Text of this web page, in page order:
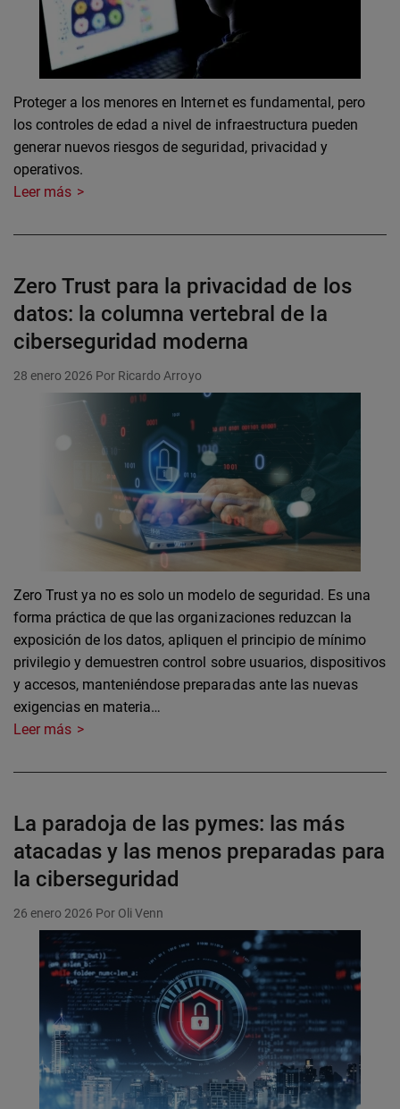
Proteger a los menores en Internet es fundamental, pero
los controles de edad a nivel de infraestructura pueden
generar nuevos riesgos de seguridad, privacidad y
operativos.
Leer más
Zero Trust para la privacidad de los
datos: la columna vertebral de la
ciberseguridad moderna
28 enero 2026 Por Ricardo Arroyo
Zero Trust ya no es solo un modelo de seguridad. Es una
forma práctica de que las organizaciones reduzcan la
exposición de los datos, apliquen el principio de mínimo
privilegio y demuestren control sobre usuarios, dispositivos
y accesos, manteniéndose preparadas ante las nuevas
exigencias en materia…
Leer más
La paradoja de las pymes: las más
atacadas y las menos preparadas para
la ciberseguridad
26 enero 2026 Por Oli Venn